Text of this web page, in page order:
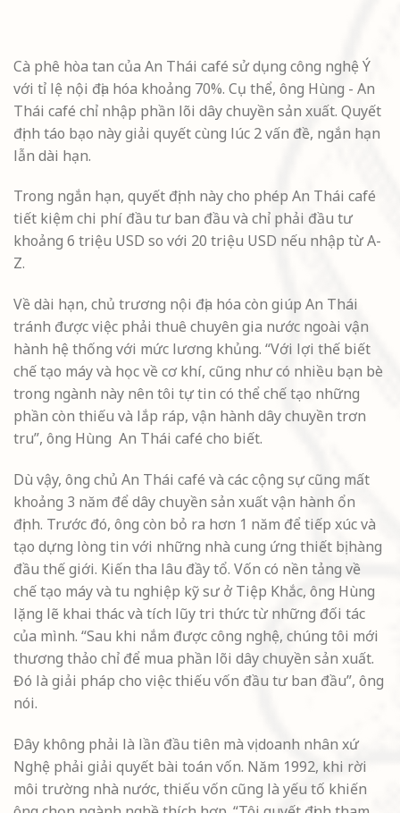
Cà phê hòa tan của An Thái café sử dụng công nghệ Ý
với tỉ lệ nội địa hóa khoảng 70%. Cụ thể, ông Hùng - An
Thái café chỉ nhập phần lõi dây chuyền sản xuất. Quyết
định táo bạo này giải quyết cùng lúc 2 vấn đề, ngắn hạn
lẫn dài hạn.
Trong ngắn hạn, quyết định này cho phép An Thái café
tiết kiệm chi phí đầu tư ban đầu và chỉ phải đầu tư
khoảng 6 triệu USD so với 20 triệu USD nếu nhập từ A-
Z.
Về dài hạn, chủ trương nội địa hóa còn giúp An Thái
tránh được việc phải thuê chuyên gia nước ngoài vận
hành hệ thống với mức lương khủng. “Với lợi thế biết
chế tạo máy và học về cơ khí, cũng như có nhiều bạn bè
trong ngành này nên tôi tự tin có thể chế tạo những
phần còn thiếu và lắp ráp, vận hành dây chuyền trơn
tru”, ông Hùng An Thái café cho biết.
Dù vậy, ông chủ An Thái café và các cộng sự cũng mất
khoảng 3 năm để dây chuyền sản xuất vận hành ổn
định. Trước đó, ông còn bỏ ra hơn 1 năm để tiếp xúc và
tạo dựng lòng tin với những nhà cung ứng thiết bị hàng
đầu thế giới. Kiến tha lâu đầy tổ. Vốn có nền tảng về
chế tạo máy và tu nghiệp kỹ sư ở Tiệp Khắc, ông Hùng
lặng lẽ khai thác và tích lũy tri thức từ những đối tác
của mình. “Sau khi nắm được công nghệ, chúng tôi mới
thương thảo chỉ để mua phần lõi dây chuyền sản xuất.
Đó là giải pháp cho việc thiếu vốn đầu tư ban đầu”, ông
nói.
Ðây không phải là lần đầu tiên mà vị doanh nhân xứ
Nghệ phải giải quyết bài toán vốn. Năm 1992, khi rời
môi trường nhà nước, thiếu vốn cũng là yếu tố khiến